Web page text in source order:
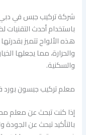
شركة تركيب جبس في دبي
باستخدام أحدث
هذه الألواح تتميز
والحرارة، مما يجعلها
والسكنية.
معلم تركيب جبسون
إذا كنت تبحث عن معلم
بالتأكيد تبحث عن